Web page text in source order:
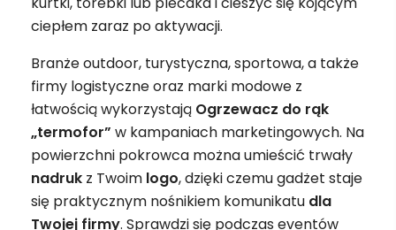
ciepłem zaraz po aktywacji.
Branże outdoor, turystyczna, sportowa, a także
firmy logistyczne oraz marki modowe z
łatwością wykorzystają Ogrzewacz do rąk
„termofor” w kampaniach marketingowych. Na
powierzchni pokrowca można umieścić trwały
nadruk z Twoim logo, dzięki czemu gadżet staje
się praktycznym nośnikiem komunikatu dla
Twojej firmy. Sprawdzi się podczas eventów